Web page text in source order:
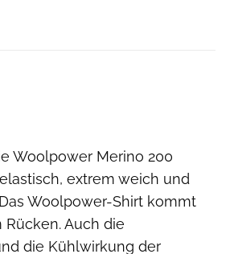
Woolpower Merino 200
extrem weich und
Woolpower-Shirt kommt
Auch die
die Kühlwirkung der